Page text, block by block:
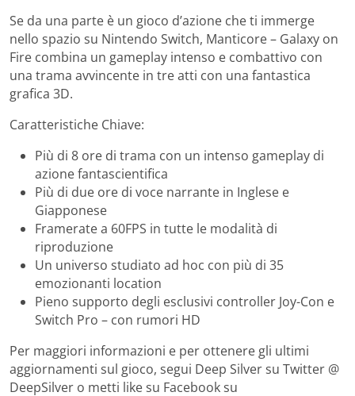
Se da una parte è un gioco d’azione che ti immerge
nello spazio su Nintendo Switch, Manticore – Galaxy on
Fire combina un gameplay intenso e combattivo con
una trama avvincente in tre atti con una fantastica
grafica 3D.
Caratteristiche Chiave:
Più di 8 ore di trama con un intenso gameplay di
azione fantascientifica
Più di due ore di voce narrante in Inglese e
Giapponese
Framerate a 60FPS in tutte le modalità di
riproduzione
Un universo studiato ad hoc con più di 35
emozionanti location
Pieno supporto degli esclusivi controller Joy-Con e
Switch Pro – con rumori HD
Per maggiori informazioni e per ottenere gli ultimi
aggiornamenti sul gioco, segui Deep Silver su Twitter @
DeepSilver o metti like su Facebook su